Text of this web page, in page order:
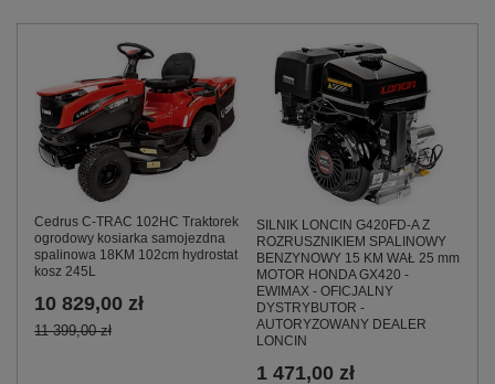
Cedrus C-TRAC 102HC Traktorek
ogrodowy kosiarka samojezdna
spalinowa 18KM 102cm hydrostat
kosz 245L
10 829,00 zł
11 399,00 zł
SILNIK LONCIN G420FD-A Z
ROZRUSZNIKIEM SPALINOWY
BENZYNOWY 15 KM WAŁ 25 mm
MOTOR HONDA GX420 -
EWIMAX - OFICJALNY
DYSTRYBUTOR -
AUTORYZOWANY DEALER
LONCIN
1 471,00 zł